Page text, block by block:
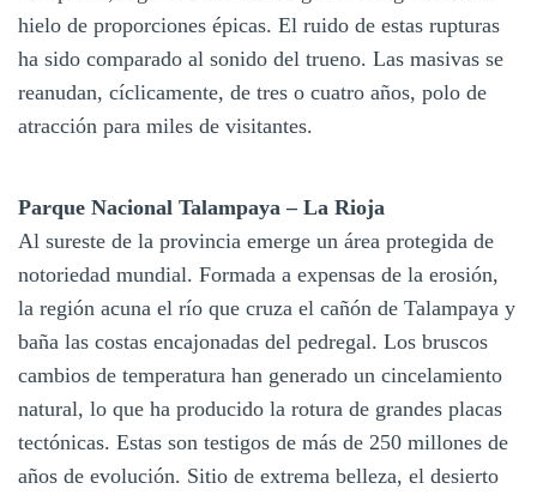
hielo de proporciones épicas. El ruido de estas rupturas
ha sido comparado al sonido del trueno. Las masivas se
reanudan, cíclicamente, de tres o cuatro años, polo de
atracción para miles de visitantes.
Parque Nacional Talampaya – La Rioja
Al sureste de la provincia emerge un área protegida de
notoriedad mundial. Formada a expensas de la erosión,
la región acuna el río que cruza el cañón de Talampaya y
baña las costas encajonadas del pedregal. Los bruscos
cambios de temperatura han generado un cincelamiento
natural, lo que ha producido la rotura de grandes placas
tectónicas. Estas son testigos de más de 250 millones de
años de evolución. Sitio de extrema belleza, el desierto